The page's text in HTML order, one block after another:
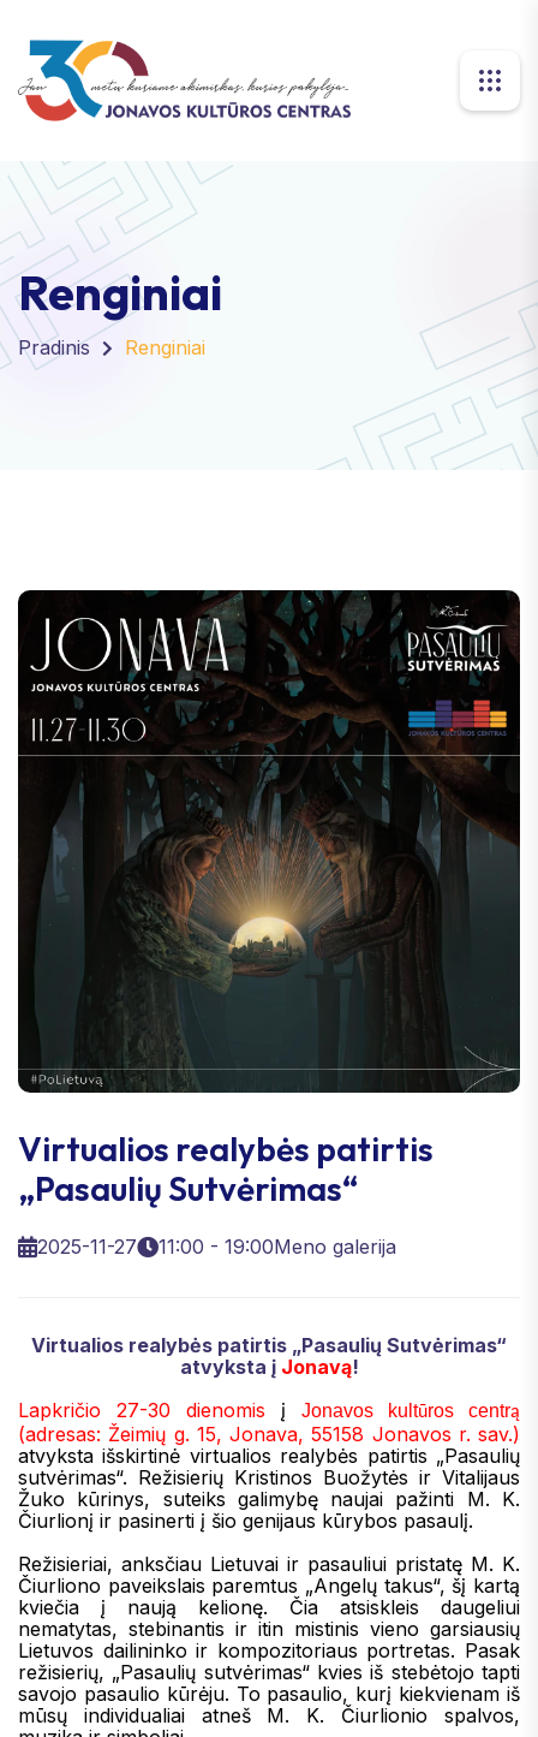
Renginiai
Pradinis Renginiai
Virtualios realybės patirtis
„Pasaulių Sutvėrimas“
2025-11-27 11:00 - 19:00Meno galerija
Virtualios realybės patirtis „Pasaulių Sutvėrimas“
atvyksta į Jonavą!
Lapkričio 27-30 dienomis į Jonavos kultūros centrą
(adresas: Žeimių g. 15, Jonava, 55158 Jonavos r. sav.)
atvyksta išskirtinė virtualios realybės patirtis „Pasaulių
sutvėrimas“. Režisierių Kristinos Buožytės ir Vitalijaus
Žuko kūrinys, suteiks galimybę naujai pažinti M. K.
Čiurlionį ir pasinerti į šio genijaus kūrybos pasaulį.
Režisieriai, anksčiau Lietuvai ir pasauliui pristatę M. K.
Čiurliono paveikslais paremtus „Angelų takus“, šį kartą
kviečia į naują kelionę. Čia atsiskleis daugeliui
nematytas, stebinantis ir itin mistinis vieno garsiausių
Lietuvos dailininko ir kompozitoriaus portretas. Pasak
režisierių, „Pasaulių sutvėrimas“ kvies iš stebėtojo tapti
savojo pasaulio kūrėju. To pasaulio, kurį kiekvienam iš
mūsų individualiai atneš M. K. Čiurlionio spalvos,